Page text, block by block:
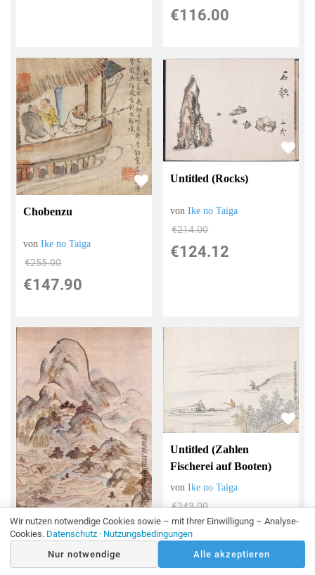
€116.00
Chobenzu
vonIke no Taiga
€255.00
€147.90
Untitled (Rocks)
vonIke no Taiga
€214.00
€124.12
Untitled (Zahlen
Fischerei auf Booten)
vonIke no Taiga
€243.00
€140.94
Wir nutzen notwendige Cookies sowie – mit Ihrer Einwilligung – Analyse-
Cookies. Datenschutz · Nutzungsbedingungen
Nur notwendige
Alle akzeptieren